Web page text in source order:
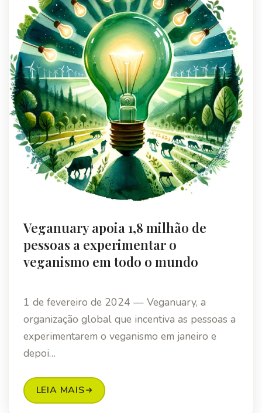
Veganuary apoia 1,8 milhão de
pessoas a experimentar o
veganismo em todo o mundo
1 de fevereiro de 2024 — Veganuary, a
organização global que incentiva as pessoas a
experimentarem o veganismo em janeiro e
depoi…
LEIA MAIS